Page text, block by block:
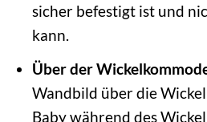
sicher befestigt ist und
kann.
Über der
Wandbild über die
Baby während des